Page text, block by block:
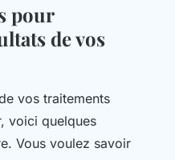
pour
de vos
vos traitements
voici quelques
Vous voulez savoir